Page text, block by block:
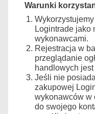
Warunki
Logintrade jako
wykonawcami.
Rejestracja w
przeglądanie
handlowych jest
Jeśli nie
zakupowej
wykonawców w
do swojego